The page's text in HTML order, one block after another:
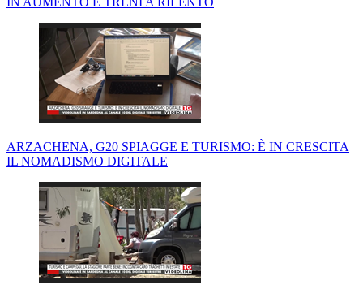
ARZACHENA, G20 SPIAGGE E TURISMO: È IN CRESCITA
IL NOMADISMO DIGITALE